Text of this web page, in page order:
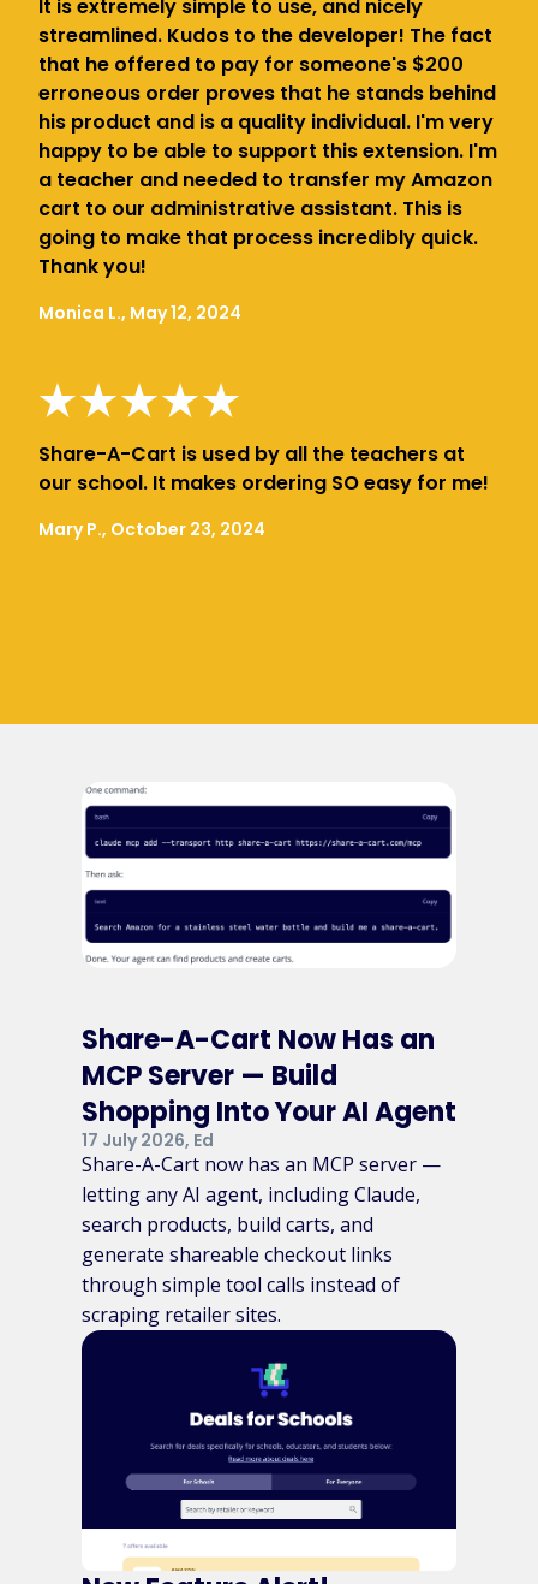
It is extremely simple to use, and nicely
streamlined. Kudos to the developer! The fact
that he offered to pay for someone's $200
erroneous order proves that he stands behind
his product and is a quality individual. I'm very
happy to be able to support this extension. I'm
a teacher and needed to transfer my Amazon
cart to our administrative assistant. This is
going to make that process incredibly quick.
Thank you!
Monica L., May 12, 2024
Share-A-Cart is used by all the teachers at
our school. It makes ordering SO easy for me!
Mary P., October 23, 2024
Share-A-Cart Now Has an
MCP Server — Build
Shopping Into Your AI Agent
17 July 2026, Ed
Share-A-Cart now has an MCP server —
letting any AI agent, including Claude,
search products, build carts, and
generate shareable checkout links
through simple tool calls instead of
scraping retailer sites.